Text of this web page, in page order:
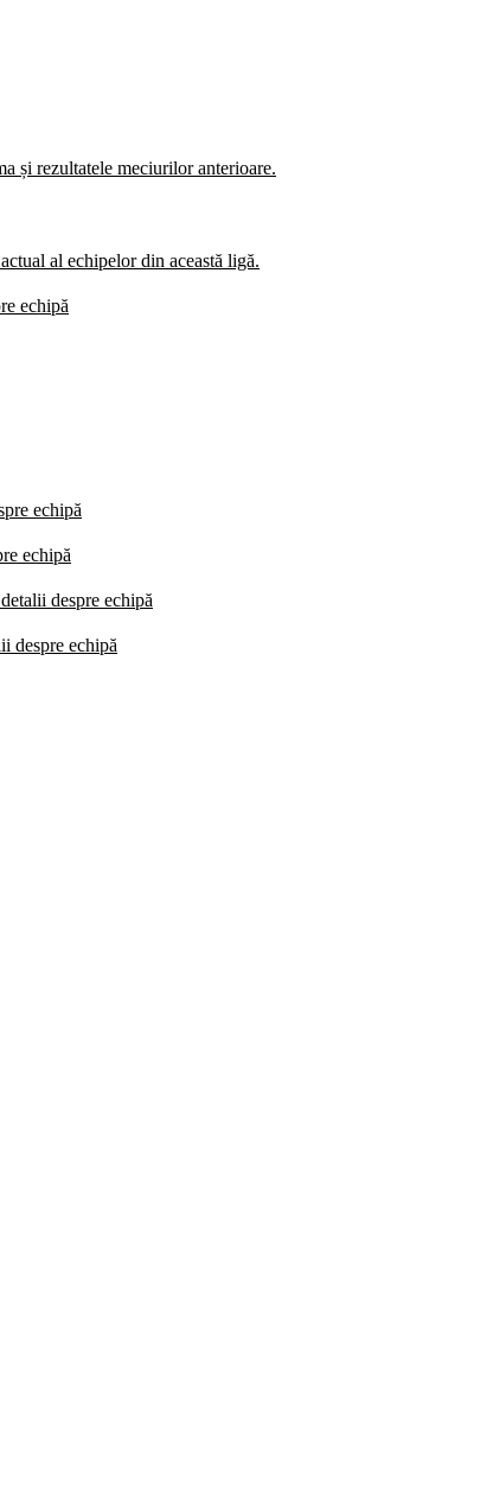
și rezultatele meciurilor anterioare.
al echipelor din această ligă.
echipă
echipă
echipă
despre echipă
despre echipă